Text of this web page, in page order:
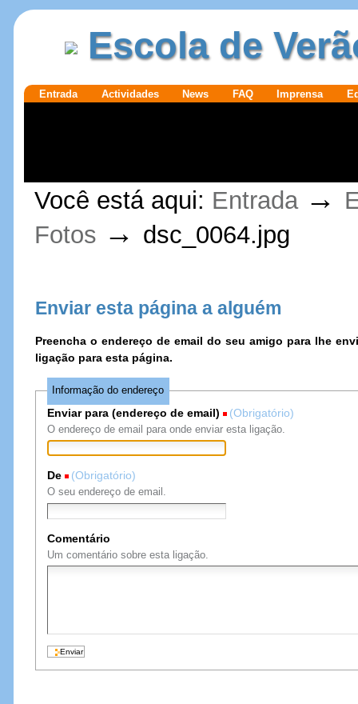
Ir para o
Escola de
SecçõesEntrada Actividades News FAQ Imprensa
Pessoais
Você está aqui: Entrada →
Fotos → dsc_0064.jpg
Enviar esta página a alguém
Preencha o endereço de email do seu amigo para lhe
ligação para esta página.
Informação do endereço
Enviar para (endereço de email) (Obrigatório)
O endereço de email para onde enviar esta ligação.
De (Obrigatório)
O seu endereço de email.
Comentário
Um comentário sobre esta ligação.